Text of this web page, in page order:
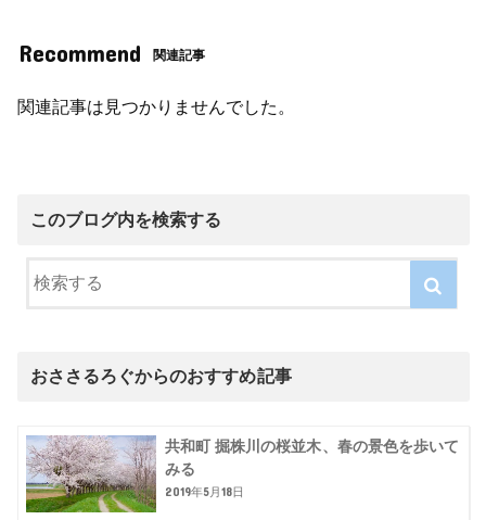
Recommend 関連記事
関連記事は見つかりませんでした。
このブログ内を検索する
おささるろぐからのおすすめ記事
共和町 掘株川の桜並木、春の景色を歩いて
みる
2019年5月18日